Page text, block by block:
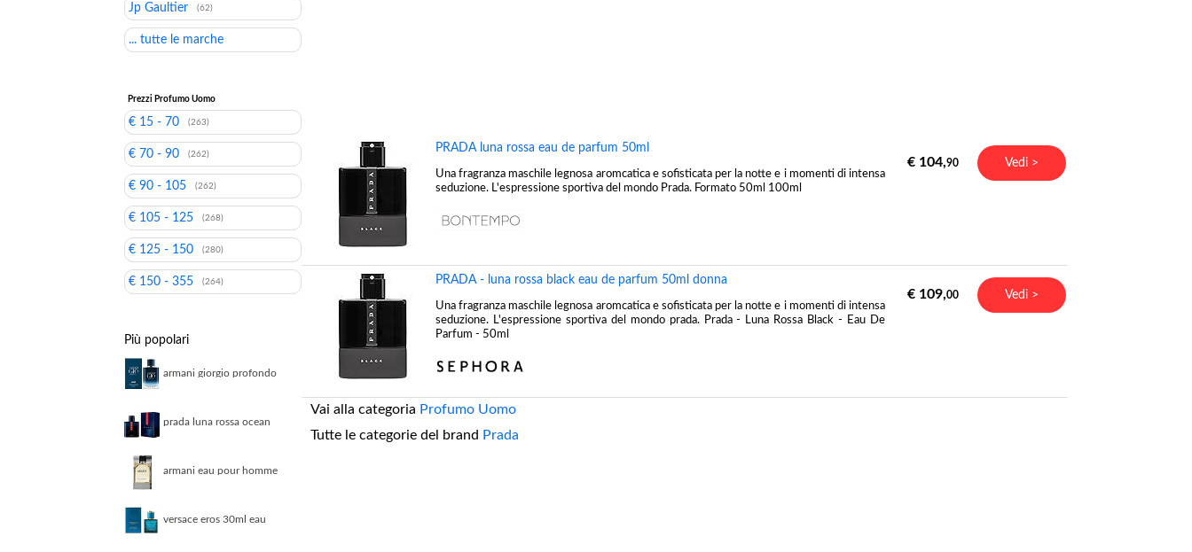
Jp Gaultier (62)
... tutte le marche
Prezzi Profumo Uomo
€ 15 - 70 (263)
€ 70 - 90 (262)
€ 90 - 105 (262)
€ 105 - 125 (268)
€ 125 - 150 (280)
€ 150 - 355 (264)
Più popolari
armani giorgio profondo
prada luna rossa ocean
armani eau pour homme
versace eros 30ml eau
PRADA luna rossa eau de parfum 50ml
Una fragranza maschile legnosa aromcatica e sofisticata per la notte e i momenti di intensa
seduzione. L'espressione sportiva del mondo Prada. Formato 50ml 100ml
€ 104,90 Vedi >
PRADA - luna rossa black eau de parfum 50ml donna
Una fragranza maschile legnosa aromcatica e sofisticata per la notte e i momenti di intensa
seduzione. L'espressione sportiva del mondo prada. Prada - Luna Rossa Black - Eau De
Parfum - 50ml
€ 109,00 Vedi >
Vai alla categoria Profumo Uomo
Tutte le categorie del brand Prada